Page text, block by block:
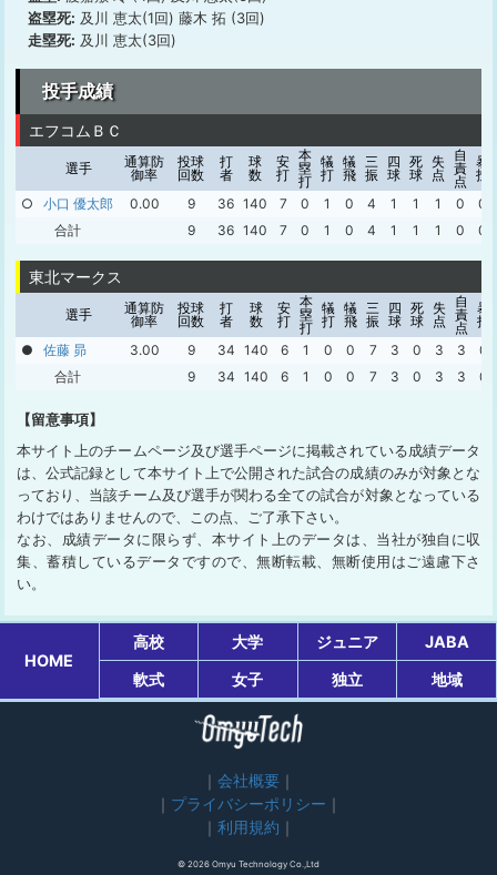
盗塁死: 及川 恵太(1回) 藤木 拓 (3回)
走塁死: 及川 恵太(3回)
投手成績
エフコムＢＣ
選手
通算防
御率
投球
回数
打
者
球
数
安
打
本
塁
打
犠
打
犠
飛
三
振
四
球
死
球
失
点
自
責
点
暴
投
○
小口 優太郎 0.00 9 36 140 7 0 1 0 4 1 1 1 0
0
合計
9 36 140 7 0 1 0 4 1 1 1 0 0
東北マークス
選手
通算防
御率
投球
回数
打
者
球
数
安
打
本
塁
打
犠
打
犠
飛
三
振
四
球
死
球
失
点
自
責
点
暴
投
●
佐藤 昴 3.00 9 34 140 6 1 0 0 7 3 0 3 3
0
合計
9 34 140 6 1 0 0 7 3 0 3 3 0
【留意事項】
本サイト上のチームページ及び選手ページに掲載されている成績データ
は、公式記録として本サイト上で公開された試合の成績のみが対象とな
っており、当該チーム及び選手が関わる全ての試合が対象となっている
わけではありませんので、この点、ご了承下さい。
なお、成績データに限らず、本サイト上のデータは、当社が独自に収
集、蓄積しているデータですので、無断転載、無断使用はご遠慮下さ
い。
HOME
高校 大学 ジュニア
JABA
軟式
女子 独立 地域
会社概要
プライバシーポリシー
利用規約
© 2026 Omyu Technology Co.,Ltd